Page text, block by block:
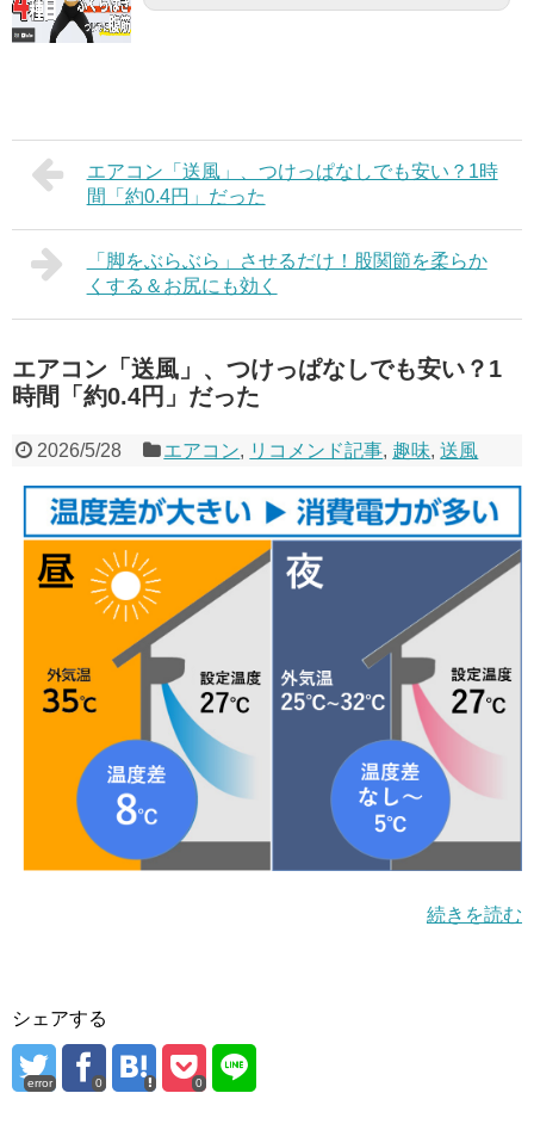
エアコン「送風」、つけっぱなしでも安い？1時
間「約0.4円」だった
「脚をぶらぶら」させるだけ！股関節を柔らか
くする＆お尻にも効く
エアコン「送風」、つけっぱなしでも安い？1
時間「約0.4円」だった
2026/5/28 エアコン, リコメンド記事, 趣味,送風
続きを読む
シェアする
error 0 0